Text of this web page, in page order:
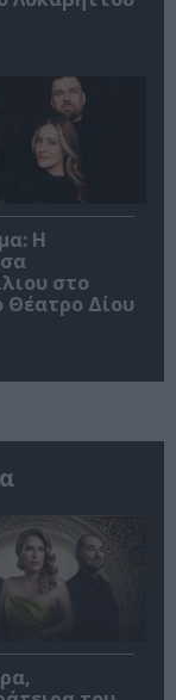
Η
στο
Θέατρο Δίου